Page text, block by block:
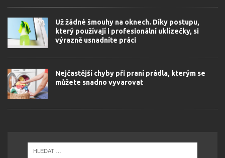
Už žádné šmouhy na oknech. Díky postupu,
který používají i profesionální uklízečky, si
výrazně usnadníte práci
Nejčastější chyby při praní prádla, kterým se
můžete snadno vyvarovat